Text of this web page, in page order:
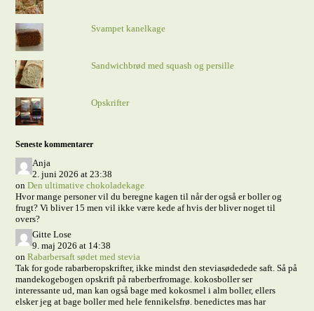
Svampet kanelkage
Sandwichbrød med squash og persille
Opskrifter
Seneste kommentarer
Anja
2. juni 2026 at 23:38
onDen ultimative chokoladekage
Hvor mange personer vil du beregne kagen til når der også er boller og
frugt? Vi bliver 15 men vil ikke være kede af hvis der bliver noget til
overs?
Gitte Lose
9. maj 2026 at 14:38
onRabarbersaft sødet med stevia
Tak for gode rabarberopskrifter, ikke mindst den steviasødedede saft. Så på
mandekogebogen opskrift på raberberfromage. kokosboller ser
interessante ud, man kan også bage med kokosmel i alm boller, ellers
elsker jeg at bage boller med hele fennikelsfrø. benedictes mas har